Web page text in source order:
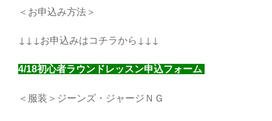
＜お申込み方法＞
↓↓↓お申込みはコチラから↓↓↓
4/18初心者ラウンドレッスン申込フォーム
＜服装＞ジーンズ・ジャージＮＧ